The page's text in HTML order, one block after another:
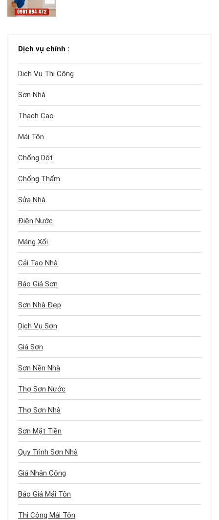
Dịch vụ chính :
Dịch Vụ Thi Công
Sơn Nhà
Thạch Cao
Mái Tôn
Chống Dột
Chống Thấm
Sửa Nhà
Điện Nước
Máng Xối
Cải Tạo Nhà
Báo Giá Sơn
Sơn Nhà Đẹp
Dịch Vụ Sơn
Giá Sơn
Sơn Nền Nhà
Thợ Sơn Nước
Thợ Sơn Nhà
Sơn Mặt Tiền
Quy Trình Sơn Nhà
Giá Nhân Công
Báo Giá Mái Tôn
Thi Công Mái Tôn